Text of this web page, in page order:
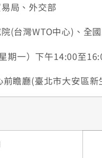
局、外交部
(台灣WTO中心)、全
星期一）下午14:00至
瞻廳(臺北市大安區